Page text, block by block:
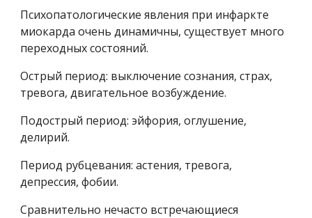
Психопатологические явления при инфаркте
миокарда очень динамичны, существует много
переход­ных состояний.
Острый период: выключение сознания, страх,
тревога, двигательное возбуждение.
Подострый период: эйфория, оглушение,
делирий.
Период рубцевания: астения, тревога,
депрессия, фобии.
Сравнительно нечасто встречающиеся